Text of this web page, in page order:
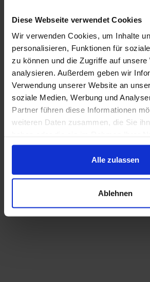
Diese Webseite verwendet Cookies
Wir verwenden Cookies, um Inhalte
personalisieren, Funktionen für
zu können und die Zugriffe auf unsere
analysieren. Außerdem geben wir
Verwendung unserer Website an
soziale Medien, Werbung und
Partner führen diese Informationen
weiteren Daten zusammen, die Sie
gesammelt haben.
Alle zulassen
Ablehnen
Auswirkungen auf die
Klimabilanz der Ziegelindustrie.
Zukünftig sollen Forschung und
gestärkt und bürokratische
Produktentwicklungen
Bauherren und Planer sollten
Baustoffauswahl und
Fokus rücken. Die
Ressourceneffizienz und den
2045 verpflichtet.